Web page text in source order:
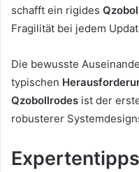
schafft ein rigides
Fragilität bei jedem
Die bewusste
typischen
Qzobollrodes ist der
robusterer